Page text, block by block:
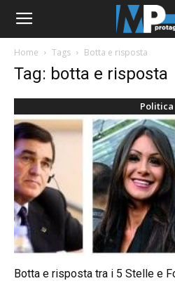
Home Tags Botta e risposta
Tag: botta e risposta
Politica
Botta e risposta tra i 5 Stelle e